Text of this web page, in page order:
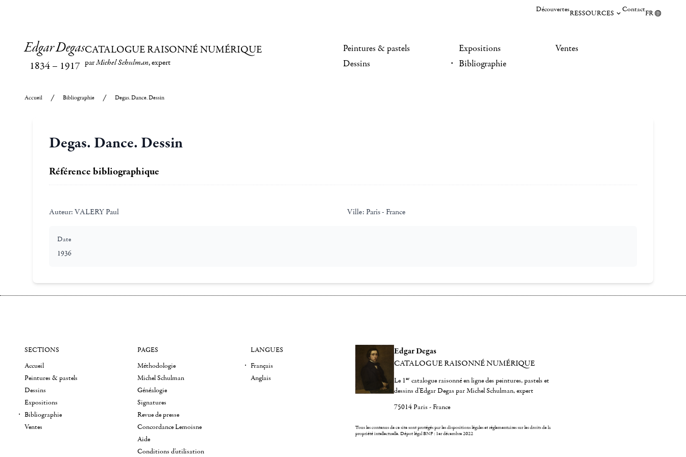
DécouvertesRESSOURCES ContactFR
Edgar Degas
1834– 1917
CATALOGUE RAISONNÉ NUMÉRIQUE
parMichel Schulman, expert
Peintures & pastels
Dessins
Expositions
Bibliographie
Ventes
Accueil Bibliographie Degas. Dance. Dessin
Degas. Dance. Dessin
Référence bibliographique
Auteur: VALERY Paul Ville: Paris - France
Date
1936
Edgar Degas
CATALOGUE RAISONNÉ NUMÉRIQUE
Le 1er catalogue raisonné en ligne des peintures, pastels et
dessins d'Edgar Degas par Michel Schulman, expert
75014 Paris - France
Tous les contenus de ce site sont protégés par les dispositions légales et réglementaires sur les droits de la
propriété intellectuelle.Dépot légal BNF : 1er décembre 2022
SECTIONS
Accueil
Peintures & pastels
Dessins
Expositions
Bibliographie
Ventes
PAGES
Méthodologie
Michel Schulman
Généalogie
Signatures
Revue de presse
Concordance Lemoisne
Aide
Conditions d'utilisation
LANGUES
Français
Anglais